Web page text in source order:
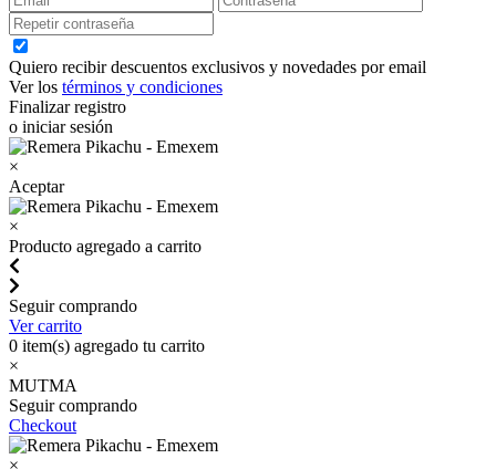
Quiero recibir descuentos exclusivos y novedades por email
Ver los términos y condiciones
Finalizar registro
o iniciar sesión
×
Aceptar
×
Producto agregado a carrito
Seguir comprando
Ver carrito
0 item(s) agregado tu carrito
×
MUTMA
Seguir comprando
Checkout
×